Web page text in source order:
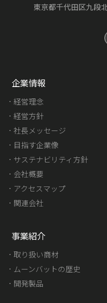
東京都千代田区九段
企業情報
経営理念
経営方針
社長メッセージ
目指す企業像
サステナビリティ方針
会社概要
アクセスマップ
関連会社
事業紹介
取り扱い商材
ムーンバットの歴史
開発製品